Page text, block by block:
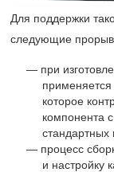
Для поддержки
следующие
при
применяется
которое
компонента
стандартных
процесс
и настройку